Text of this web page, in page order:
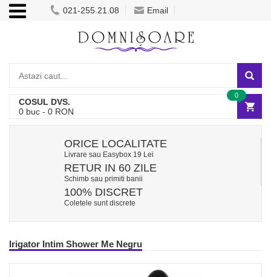
021-255.21.08 Email
COSUL DVS.
0 buc - 0 RON
0
ORICE LOCALITATE
Livrare sau Easybox 19 Lei
RETUR IN 60 ZILE
Schimb sau primiti banii
100% DISCRET
Coletele sunt discrete
Irigator Intim Shower Me Negru